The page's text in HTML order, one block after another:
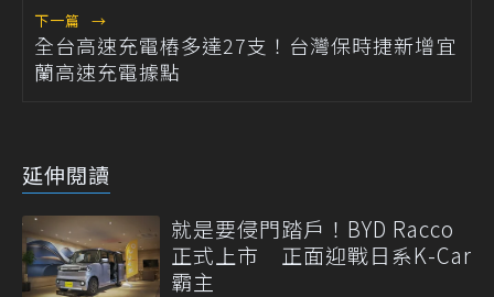
下一篇 →
全台高速充電樁多達27支！台灣保時捷新增宜
蘭高速充電據點
延伸閱讀
就是要侵門踏戶！BYD Racco
正式上市 正面迎戰日系K-Car
霸主